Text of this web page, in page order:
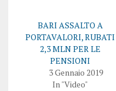
BARI ASSALTO A
PORTAVALORI, RUBATI
2,3 MLN PER LE
PENSIONI
3 Gennaio 2019
In "Video"